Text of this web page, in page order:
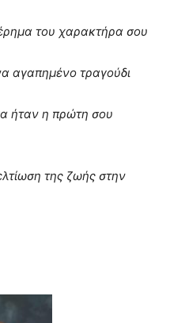
του χαρακτήρα σου
αγαπημένο τραγούδι
ήταν η πρώτη σου
της ζωής στην